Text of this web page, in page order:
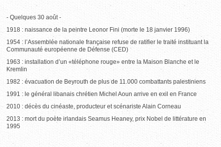
- Quelques 30 août -
1918 : naissance de la peintre Leonor Fini (morte le 18 janvier 1996)
1954 : l’Assemblée nationale française refuse de ratifier le traité instituant la
Communauté européenne de Défense (CED)
1963 : installation d’un «téléphone rouge» entre la Maison Blanche et le
Kremlin
1982 : évacuation de Beyrouth de plus de 11.000 combattants palestiniens
1991 : le général libanais chrétien Michel Aoun arrive en exil en France
2010 : décès du cinéaste, producteur et scénariste Alain Corneau
2013 : mort du poète irlandais Seamus Heaney, prix Nobel de littérature en
1995